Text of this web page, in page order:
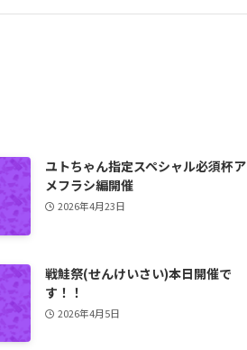
ユトちゃん指定スペシャル必須杯ア
メフラシ編開催
2026年4月23日
戦鮭祭(せんけいさい)本日開催で
す！！
2026年4月5日